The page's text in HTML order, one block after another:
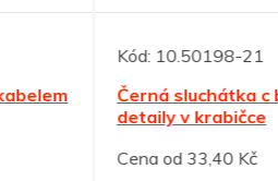
10.50198-21
Černá sluchátka c bílými
detaily v krabičce
Cena od 33,40 Kč